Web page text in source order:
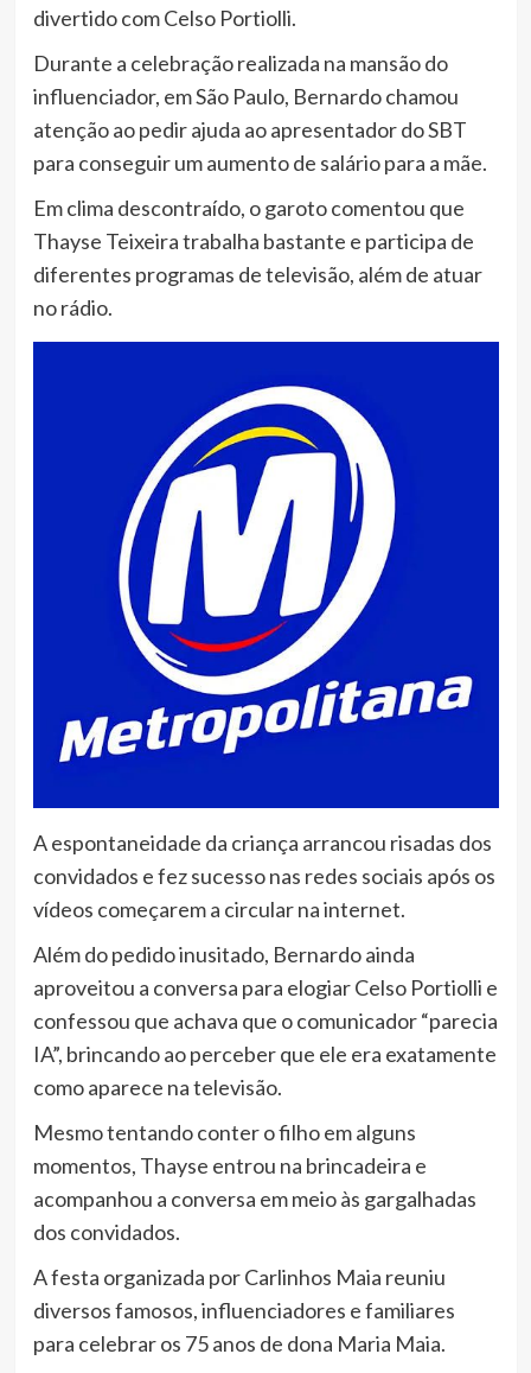
divertido com Celso Portiolli.
Durante a celebração realizada na mansão do
influenciador, em São Paulo, Bernardo chamou
atenção ao pedir ajuda ao apresentador do SBT
para conseguir um aumento de salário para a mãe.
Em clima descontraído, o garoto comentou que
Thayse Teixeira trabalha bastante e participa de
diferentes programas de televisão, além de atuar
no rádio.
A espontaneidade da criança arrancou risadas dos
convidados e fez sucesso nas redes sociais após os
vídeos começarem a circular na internet.
Além do pedido inusitado, Bernardo ainda
aproveitou a conversa para elogiar Celso Portiolli e
confessou que achava que o comunicador “parecia
IA”, brincando ao perceber que ele era exatamente
como aparece na televisão.
Mesmo tentando conter o filho em alguns
momentos, Thayse entrou na brincadeira e
acompanhou a conversa em meio às gargalhadas
dos convidados.
A festa organizada por Carlinhos Maia reuniu
diversos famosos, influenciadores e familiares
para celebrar os 75 anos de dona Maria Maia.